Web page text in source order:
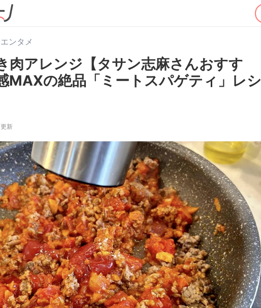
エンタメ
肉アレンジ【タサン志麻さんおすす
MAXの絶品「ミートスパゲティ」レシ
新